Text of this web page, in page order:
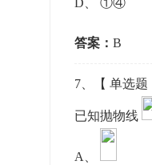
D ①④
答案： B
7 、【 单选题
已知抛物线
A